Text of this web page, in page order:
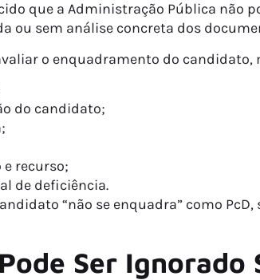
que a Administração Pública não
ou sem análise concreta dos
o enquadramento do candidato,
do candidato;
recurso;
de deficiência.
“não se enquadra” como
Ser Ignorado